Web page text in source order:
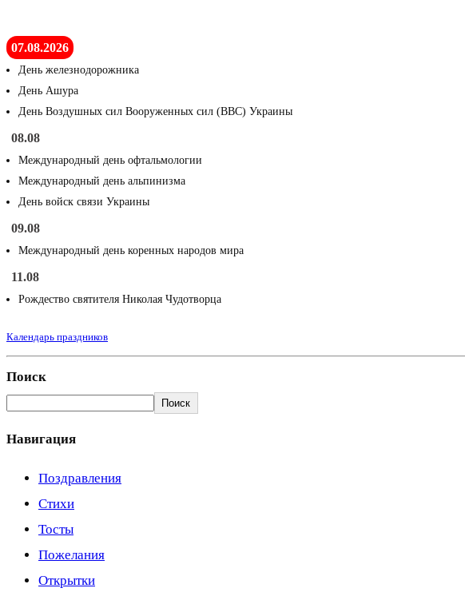
07.08.2026
День железнодорожника
День Ашура
День Воздушных сил Вооруженных сил (ВВС) Украины
08.08
Международный день офтальмологии
Международный день альпинизма
День войск связи Украины
09.08
Международный день коренных народов мира
11.08
Рождество святителя Николая Чудотворца
Календарь праздников
Поиск
Поиск
Навигация
Поздравления
Стихи
Тосты
Пожелания
Открытки